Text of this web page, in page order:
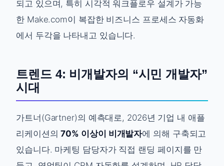
되고 있으며, 특히 시각적 워크플로우 설계가 가능
한 Make.com이 복잡한 비즈니스 프로세스 자동화
에서 두각을 나타내고 있습니다.
트렌드 4: 비개발자의 “시민 개발자”
시대
가트너(Gartner)의 예측대로, 2026년 기업 내 애플
리케이션의70% 이상이 비개발자에 의해 구축되고
있습니다. 마케팅 담당자가 직접 랜딩 페이지를 만